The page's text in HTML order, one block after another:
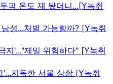
피 온도 재 봤더니...[Y녹취
성...처벌 가능할까? [Y녹취
지'..."제일 위험하다" [Y녹취
지독한 서울 상황 [Y녹취